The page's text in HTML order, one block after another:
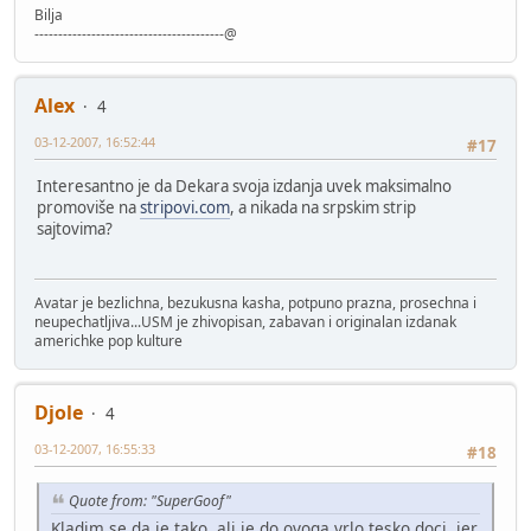
Bilja
----------------------------------------@
Alex
4
#17
03-12-2007, 16:52:44
Interesantno je da Dekara svoja izdanja uvek maksimalno
promoviše nastripovi.com, a nikada na srpskim strip
sajtovima?
Avatar je bezlichna, bezukusna kasha, potpuno prazna, prosechna i
neupechatljiva...USM je zhivopisan, zabavan i originalan izdanak
americhke pop kulture
Djole
4
#18
03-12-2007, 16:55:33
Quote from: "SuperGoof"